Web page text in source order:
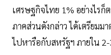
เศรษฐกิจไทย 1% อย่างไรก็
ภาคส่วนดังกล่าว ได้เตรียมม
ไปหารือกับสหรัฐฯ ภายใน